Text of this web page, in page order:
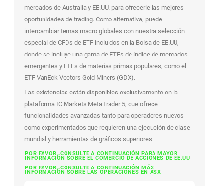
mercados de Australia y EE.UU. para ofrecerle las mejores
oportunidades de trading. Como alternativa, puede
intercambiar temas macro globales con nuestra selección
especial de CFDs de ETF incluidos en la Bolsa de EE.UU,
donde se incluye una gama de ETFs de índice de mercados
emergentes y ETFs de materias primas populares, como el
ETF VanEck Vectors Gold Miners (GDX).
Las existencias están disponibles exclusivamente en la
plataforma IC Markets MetaTrader 5, que ofrece
funcionalidades avanzadas tanto para operadores nuevos
como experimentados que requieren una ejecución de clase
mundial y herramientas de gráficos superiores
POR FAVOR, CONSULTE A CONTINUACIÓN PARA MAYOR
INFORMACIÓN SOBRE EL COMERCIO DE ACCIONES DE EE.UU
POR FAVOR, CONSULTE A CONTINUACIÓN MÁS
INFORMACIÓN SOBRE LAS OPERACIONES EN ASX